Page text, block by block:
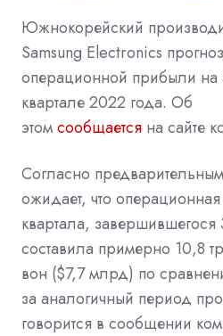
Южнокорейский
Samsung Electronics
операционной прибыли на
квартале 2022 года. Об
этомсообщается на сайте
Согласно
ожидает, что
квартала, завершившегося
составила примерно 10,8
вон ($7,7 млрд) по
за аналогичный период
говорится в сообщении